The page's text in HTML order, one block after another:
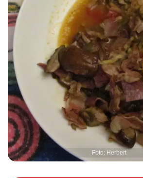
Foto: Herbert